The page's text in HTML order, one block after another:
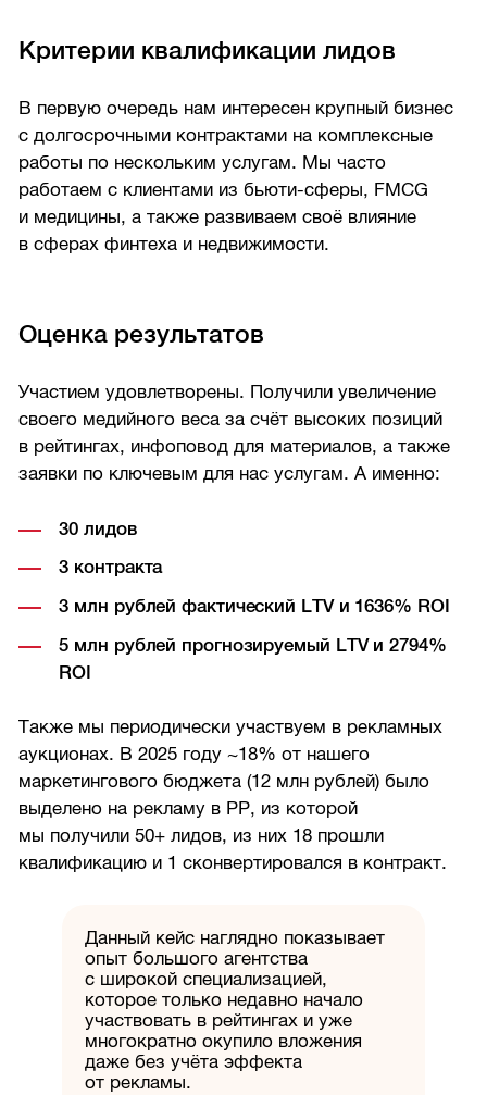
Критерии квалификации лидов
В первую очередь нам интересен крупный бизнес
с долгосрочными контрактами на комплексные
работы по нескольким услугам. Мы часто
работаем с клиентами из бьюти-сферы, FMCG
и медицины, а также развиваем своё влияние
в сферах финтеха и недвижимости.
Оценка результатов
Участием удовлетворены. Получили увеличение
своего медийного веса за счёт высоких позиций
в рейтингах, инфоповод для материалов, а также
заявки по ключевым для нас услугам. А именно:
30 лидов
3 контракта
3 млн рублей фактический LTV и 1636% ROI
5 млн рублей прогнозируемый LTV и 2794%
ROI
Также мы периодически участвуем в рекламных
аукционах. В 2025 году ~18% от нашего
маркетингового бюджета (12 млн рублей) было
выделено на рекламу в РР, из которой
мы получили 50+ лидов, из них 18 прошли
квалификацию и 1 сконвертировался в контракт.
Данный кейс наглядно показывает
опыт большого агентства
с широкой специализацией,
которое только недавно начало
участвовать в рейтингах и уже
многократно окупило вложения
даже без учёта эффекта
от рекламы.